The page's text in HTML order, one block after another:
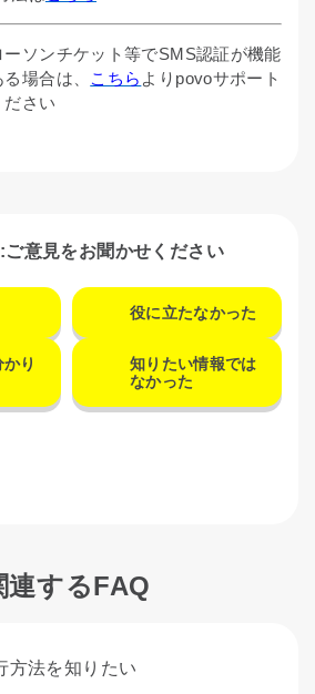
ーソンチケット等でSMS認証が機能
場合は、
こちら よりpovoサポート
ださい
ご意見をお聞かせください
役に立たなかった
り
知りたい情報では
なかった
連するFAQ
方法を知りたい